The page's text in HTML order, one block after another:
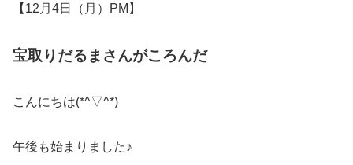
【12月4日（月）PM】
宝取りだるまさんがころんだ
こんにちは(*^▽^*)
午後も始まりました♪